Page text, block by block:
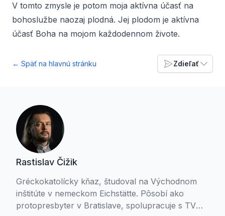
V tomto zmysle je potom moja aktívna účasť na
bohoslužbe naozaj plodná. Jej plodom je aktívna
účasť Boha na mojom každodennom živote.
← Späť na hlavnú stránku Zdieľať
Rastislav Čižik
Gréckokatolícky kňaz, študoval na Východnom
inštitúte v nemeckom Eichstätte. Pôsobí ako
protopresbyter v Bratislave, spolupracuje s TV